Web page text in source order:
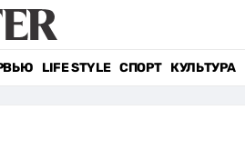
LIFE STYLE СПОРТ КУЛЬТУРА